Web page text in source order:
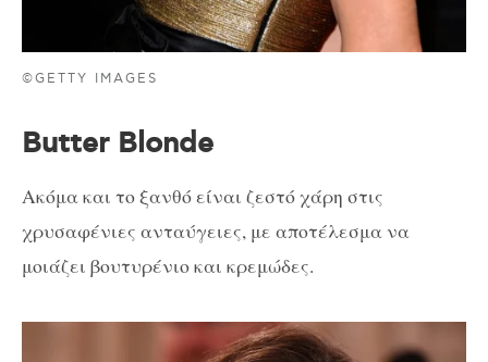
©GETTY IMAGES
Butter Blonde
Ακόμα και το ξανθό είναι ζεστό χάρη στις
χρυσαφένιες ανταύγειες, με αποτέλεσμα να
μοιάζει βουτυρένιο και κρεμώδες.